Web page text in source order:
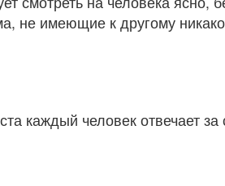
не имеющие к другому
каждый человек отвечает за